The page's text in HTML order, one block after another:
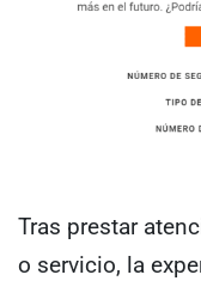
Tras prestar
o servicio, la